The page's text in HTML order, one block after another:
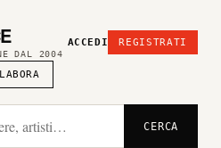
DAL 2004
ACCEDI REGISTRATI
CERCA